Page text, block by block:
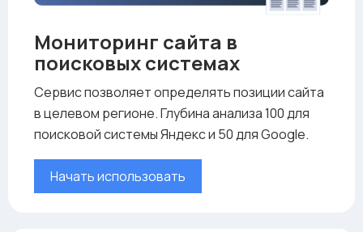
Мониторинг сайта в
поисковых системах
Сервис позволяет определять позиции сайта
в целевом регионе. Глубина анализа 100 для
поисковой системы Яндекс и 50 для Google.
Начать использовать